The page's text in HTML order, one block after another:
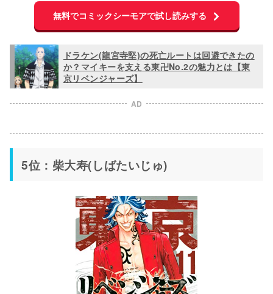
無料でコミックシーモアで試し読みする
ドラケン(龍宮寺堅)の死亡ルートは回避できたの
か？マイキーを支える東卍No.2の魅力とは【東
京リベンジャーズ】
AD
5位：柴大寿(しばたいじゅ)